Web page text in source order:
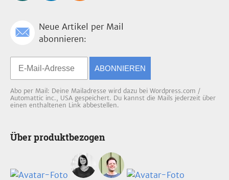
Neue Artikel per Mail
abonnieren:
ABONNIEREN
Abo per Mail: Deine Mailadresse wird dazu bei Wordpress.com /
Automattic inc., USA gespeichert. Du kannst die Mails jederzeit über
einen enthaltenen Link abbestellen.
Über produktbezogen